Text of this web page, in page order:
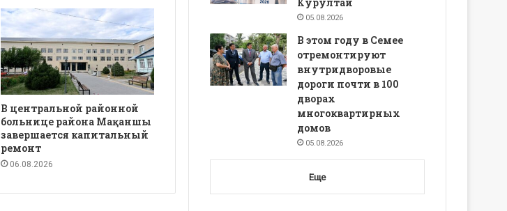
В центральной районной
больнице района Мақаншы
завершается капитальный
ремонт
06.08.2026
05.08.2026
В этом году в Семее
отремонтируют
внутридворовые
дороги почти в 100
дворах
многоквартирных
домов
05.08.2026
Еще